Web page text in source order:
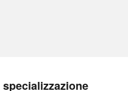
specializzazione